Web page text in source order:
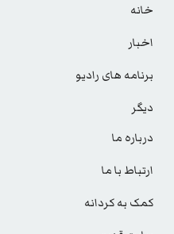
خانه
اخبار
برنامه های رادیو
دیگر
درباره ما
ارتباط با ما
کمک به کردانه